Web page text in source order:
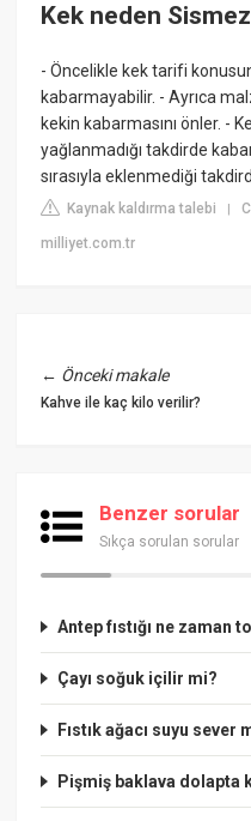
Kek neden
- Öncelikle kek tarifi
kabarmayabilir. - Ayrıca
kekin kabarmasını önler. -
yağlanmadığı takdirde
sırasıyla eklenmediği
Kaynak kaldırma talebi |
milliyet.com.tr
← Önceki makale
Kahve ile kaç kilo verilir?
Benzer sorular
Sıkça sorulan sorular
Antep fıstığı ne zaman
Çayı soğuk içilir mi?
Fıstık ağacı suyu sever
Pişmiş baklava dolapta